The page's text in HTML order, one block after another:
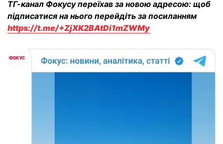
ТГ-канал Фокусу переїхав за новою адресою: щоб
підписатися на нього перейдіть за посиланням
https://t.me/+ZjXK2BAtDi1mZWMy